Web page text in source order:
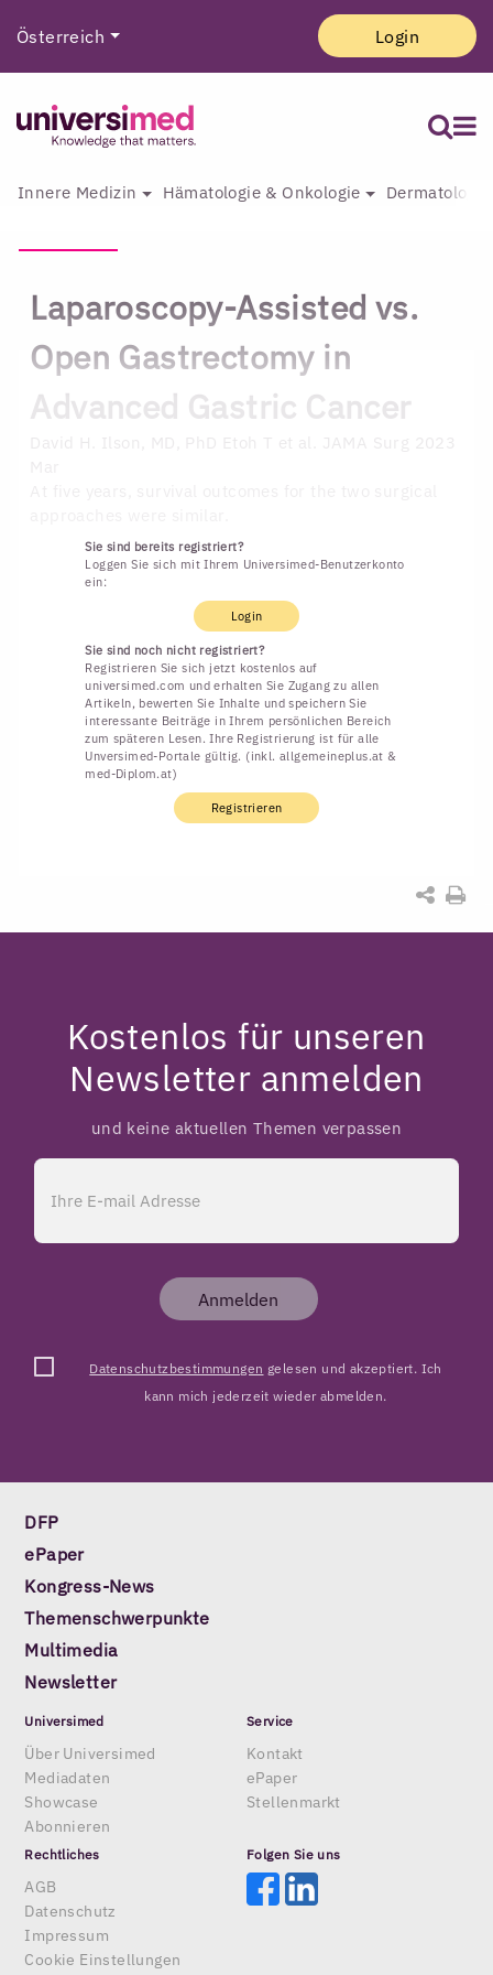
Österreich Login
Innere Medizin Hämatologie & Onkologie
Laparoscopy-Assisted vs.
Open Gastrectomy in
Advanced Gastric Cancer
Sie sind bereits registriert?
Loggen Sie sich mit Ihrem Universimed-Benutzerkonto
ein:
Login
Sie sind noch nicht registriert?
Registrieren Sie sich jetzt kostenlos auf
universimed.com und erhalten Sie Zugang zu allen
Artikeln, bewerten Sie Inhalte und speichern Sie
interessante Beiträge in Ihrem persönlichen Bereich
zum späteren Lesen. Ihre Registrierung ist für alle
Unversimed-Portale gültig. (inkl. allgemeineplus.at &
med-Diplom.at)
Registrieren
Kostenlos für unseren
Newsletter anmelden
und keine aktuellen Themen verpassen
Anmelden
Datenschutzbestimmungen gelesen und akzeptiert. Ich
kann mich jederzeit wieder abmelden.
DFP
ePaper
Kongress-News
Themenschwerpunkte
Multimedia
Newsletter
Universimed
Über Universimed
Mediadaten
Showcase
Abonnieren
Service
Kontakt
ePaper
Stellenmarkt
Rechtliches
AGB
Datenschutz
Impressum
Cookie Einstellungen
Folgen Sie uns